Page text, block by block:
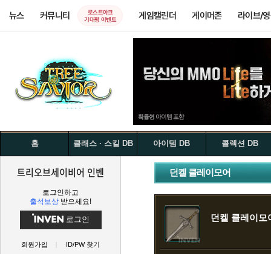
뉴스 커뮤니티
로스트아크
기대평 이벤트
게임캘린더 게이머존 라이브/
홈 클래스 · 스킬 DB 아이템 DB 콜렉션 DB
트리오브세이비어 인벤
로그인하고
출석보상 받으세요!
로그인
회원가입 ID/PW 찾기
던켈 클레이모어
던켈 클레이모